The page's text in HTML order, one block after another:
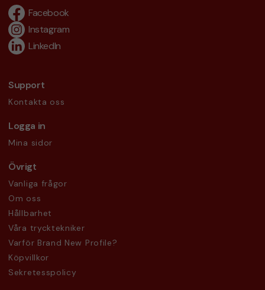
Facebook
Instagram
LinkedIn
Support
Kontakta oss
Logga in
Mina sidor
Övrigt
Vanliga frågor
Om oss
Hållbarhet
Våra trycktekniker
Varför Brand New Profile?
Köpvillkor
Sekretesspolicy